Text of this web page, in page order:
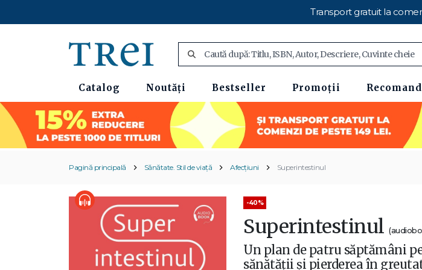
Transport gratuit la
Catalog Noutăți Bestseller Promoții
Pagină principală Sănătate. Stil de viață Afecțiuni Superintestinul
-40%
Superintestinul
Un plan de patru săptămâni
sănătății și pierderea în